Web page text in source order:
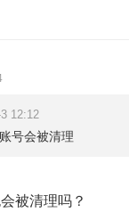
12:12
号会被清理
被清理吗？